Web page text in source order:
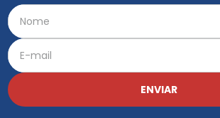
ENVIAR